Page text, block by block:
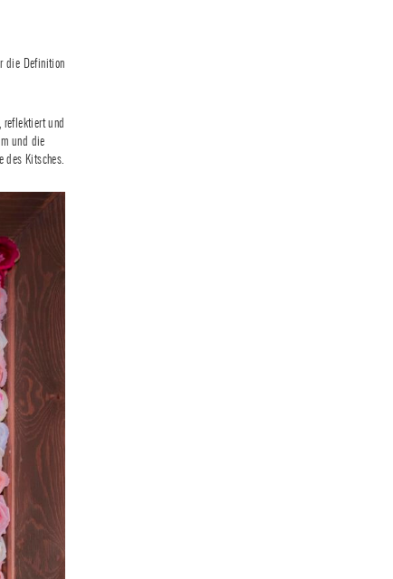
die Definition
reflektiert und
und die
Kitsches.